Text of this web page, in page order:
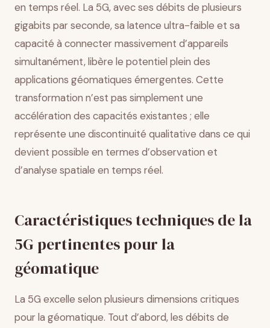
en temps réel. La 5G, avec ses débits de plusieurs
gigabits par seconde, sa latence ultra-faible et sa
capacité à connecter massivement d’appareils
simultanément, libère le potentiel plein des
applications géomatiques émergentes. Cette
transformation n’est pas simplement une
accélération des capacités existantes ; elle
représente une discontinuité qualitative dans ce qui
devient possible en termes d’observation et
d’analyse spatiale en temps réel.
Caractéristiques techniques de la
5G pertinentes pour la
géomatique
La 5G excelle selon plusieurs dimensions critiques
pour la géomatique. Tout d’abord, les débits de